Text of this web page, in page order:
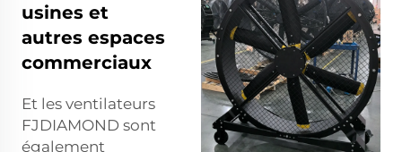
usines et
autres espaces
commerciaux
Et les ventilateurs
FJDIAMOND sont
également